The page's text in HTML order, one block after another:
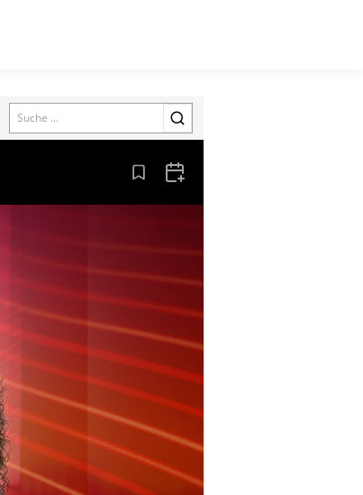
Search
Aus den Lesezeichen entfernen
Zum Kalender hinzufügen